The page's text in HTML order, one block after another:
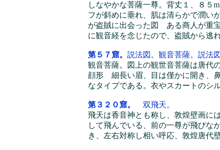
しなやかな菩薩一尊。背丈１、８５
フが斜めに垂れ、肌は清らかで潤い
が盗賊に出会った図 ある商人が重
に観音経を念じたので、盗賊から逃
第５７窟。 説法図。観音菩薩。説法
観音菩薩。図上の観世音菩薩は唐代
顔形 細長い眉、目は僅かに開き、
なタイプである。衣やスカートのシ
第３２０窟。
双飛天。
飛天は香音神とも称し、敦煌壁画に
して飛んでいる、前の一尊が飛びな
き、左右対称し相い呼応、敦煌唐代